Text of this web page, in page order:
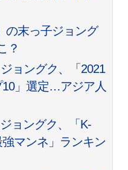
の末っ子ジョング
？
ョングク、「2021
」選定…アジア人
ョングク、「K-
マンネ」ランキン